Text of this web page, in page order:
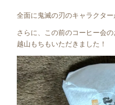
全面に鬼滅の刃のキャラクター
さらに、この前のコーヒー会
越山もちもいただきました！